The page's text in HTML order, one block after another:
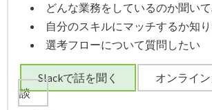
どんな業務をしているのか聞い
自分のスキルにマッチするか知
選考フローについて質問したい
Slackで話を聞く
オンライ
談